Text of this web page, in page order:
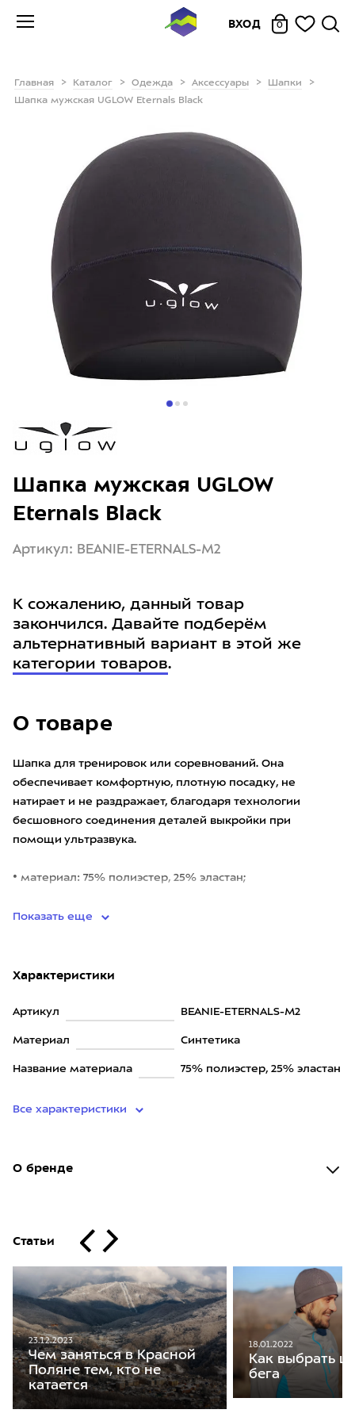
ВХОД 0
Главная Каталог Одежда Аксессуары
Шапки
Шапка мужская UGLOW Eternals Black
О товаре
Шапка для тренировок или соревнований. Она
обеспечивает комфортную, плотную посадку, не
натирает и не раздражает, благодаря технологии
бесшовного соединения деталей выкройки при
помощи ультразвука.
• материал: 75% полиэстер, 25% эластан;
Показать еще
Характеристики
Артикул BEANIE-ETERNALS-M2
Материал Синтетика
Название материала 75% полиэстер, 25% эластан
Все характеристики
О бренде
Статьи
23.12.2023
Чем заняться в Красной
Поляне тем, кто не
катается
18.01.2022
Как выбрать
бега
Шапка мужская UGLOW
Eternals Black
Артикул: BEANIE-ETERNALS-M2
К сожалению, данный товар
закончился. Давайте подберём
альтернативный вариант в этой же
категории товаров.